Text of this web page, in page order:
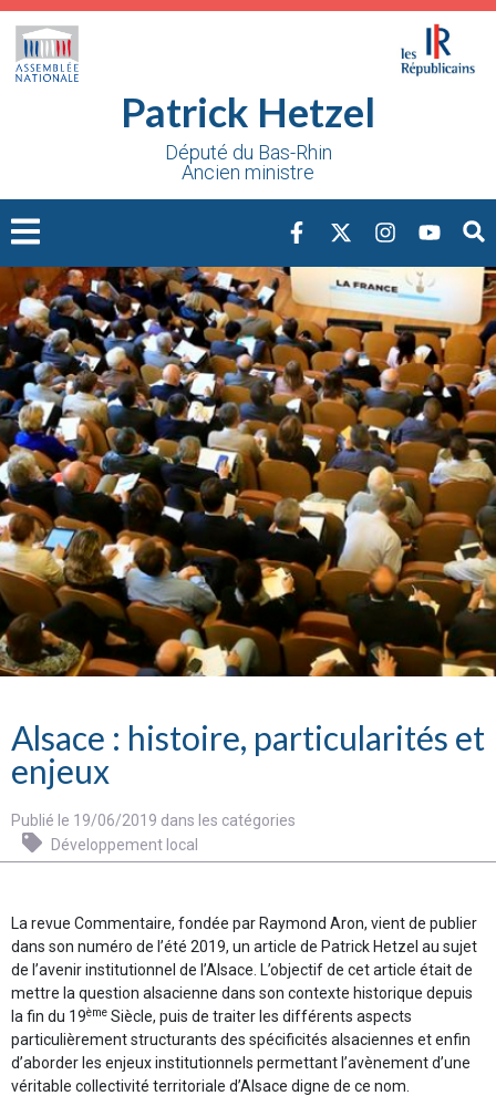
Patrick Hetzel
Député du Bas-Rhin
Ancien ministre
Alsace : histoire, particularités et
enjeux
Publié le 19/06/2019 dans les catégories
Développement local
La revue Commentaire, fondée par Raymond Aron, vient de publier
dans son numéro de l’été 2019, un article de Patrick Hetzel au sujet
de l’avenir institutionnel de l’Alsace. L’objectif de cet article était de
mettre la question alsacienne dans son contexte historique depuis
la fin du 19ème Siècle, puis de traiter les différents aspects
particulièrement structurants des spécificités alsaciennes et enfin
d’aborder les enjeux institutionnels permettant l’avènement d’une
véritable collectivité territoriale d’Alsace digne de ce nom.
Cookies management panel